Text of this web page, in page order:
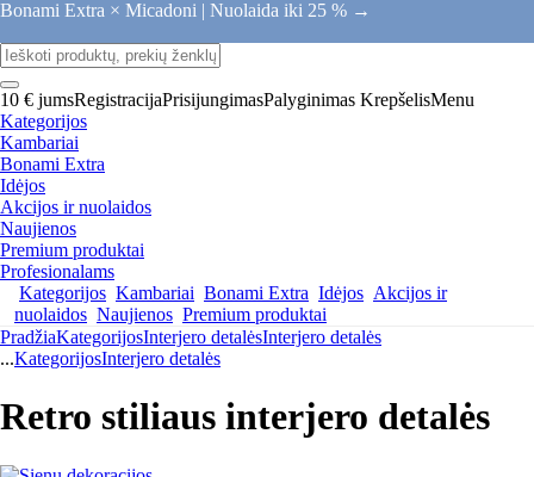
Bonami Extra × Micadoni | Nuolaida iki 25 % →
10 € jumsRegistracijaPrisijungimasPalyginimas KrepšelisMenu
Kategorijos
Kambariai
Bonami Extra
Idėjos
Akcijos ir nuolaidos
Naujienos
Premium produktai
Profesionalams
Kategorijos Kambariai Bonami Extra Idėjos Akcijos ir
nuolaidos Naujienos Premium produktai
PradžiaKategorijosInterjero detalėsInterjero detalės
...KategorijosInterjero detalės
Retro stiliaus interjero detalės